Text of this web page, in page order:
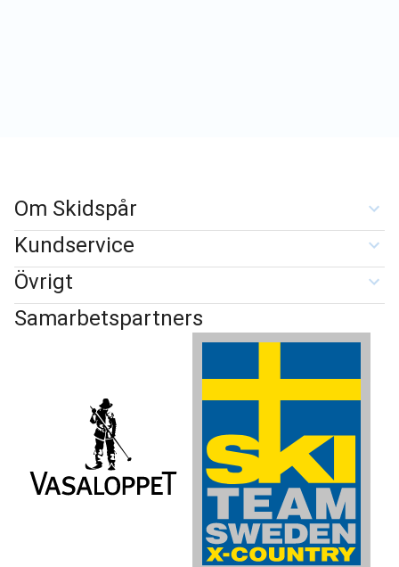
Om Skidspår
Kundservice
Övrigt
Samarbetspartners